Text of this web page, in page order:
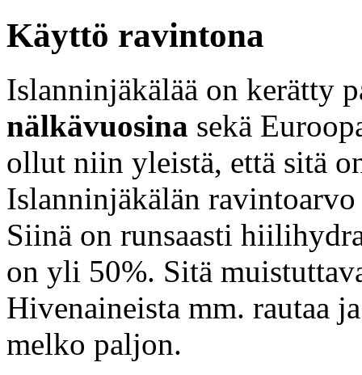
Käyttö ravintona
Islanninjäkälää on kerätty
nälkävuosina sekä
ollut niin yleistä, että sitä
Islanninjäkälän
Siinä on runsaasti
on yli 50%. Sitä
Hivenaineista mm. rautaa
melko paljon.